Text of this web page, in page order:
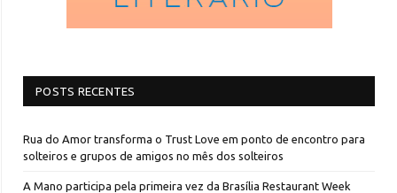
POSTS RECENTES
Rua do Amor transforma o Trust Love em ponto de encontro para
solteiros e grupos de amigos no mês dos solteiros
A Mano participa pela primeira vez da Brasília Restaurant Week